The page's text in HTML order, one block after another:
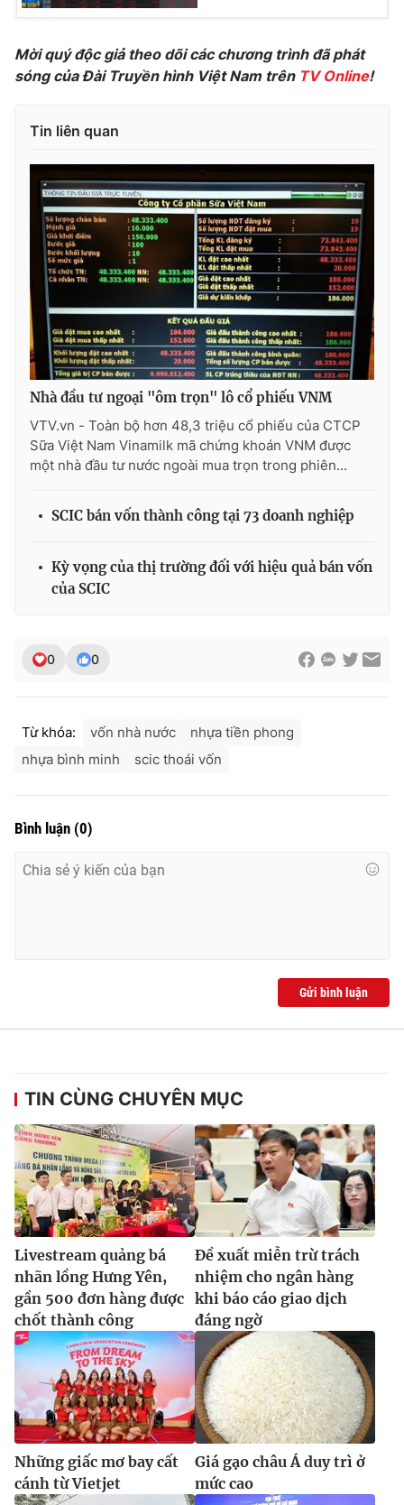
Ðiện thoại Thời báo VTV:024.66 897 897
Liên hệ quảng cáo:024-7300.7108
® Cấm sao chép dưới mọi hình thức nếu không có sự chấp
thuận bằng văn bản. Ghi rõ nguồn VTV.vn khi phát hành lại
thông tin từ website này.
Mời quý độc giả theo dõi các chương trình đã phát
sóng của Đài Truyền hình Việt Nam trên TV Online!
Tin liên quan
Nhà đầu tư ngoại "ôm trọn" lô cổ phiếu VNM
VTV.vn - Toàn bộ hơn 48,3 triệu cổ phiếu của CTCP
Sữa Việt Nam Vinamilk mã chứng khoán VNM được
một nhà đầu tư nước ngoài mua trọn trong phiên...
SCIC bán vốn thành công tại 73 doanh nghiệp
Kỳ vọng của thị trường đối với hiệu quả bán vốn
của SCIC
0 0
Từ khóa: vốn nhà nước
nhựa tiền phong
nhựa bình minh
scic thoái vốn
Bình luận (0)
Gửi bình luận
TIN CÙNG CHUYÊN MỤC
Livestream quảng bá
nhãn lồng Hưng Yên,
gần 500 đơn hàng được
chốt thành công
Đề xuất miễn trừ trách
nhiệm cho ngân hàng
khi báo cáo giao dịch
đáng ngờ
Những giấc mơ bay cất
cánh từ Vietjet
Giá gạo châu Á duy trì ở
mức cao